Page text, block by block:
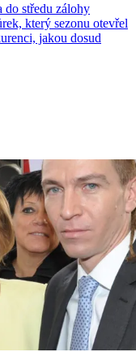
do středu zálohy
který sezonu otevřel
jakou dosud